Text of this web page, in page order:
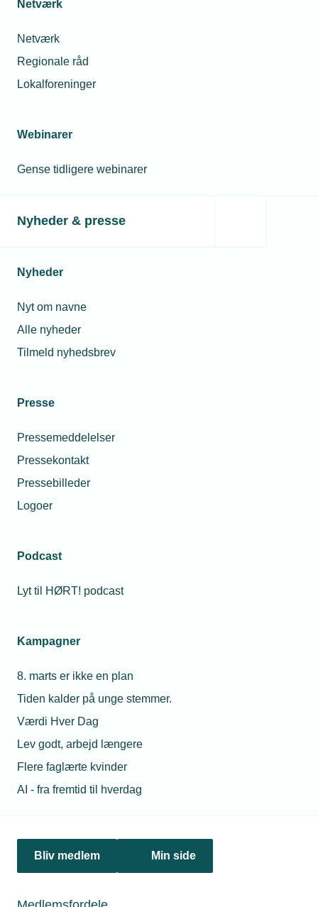
Netværk
Netværk
Regionale råd
Lokalforeninger
Webinarer
Gense tidligere webinarer
Nyheder & presse
Nyheder
Nyt om navne
Alle nyheder
Tilmeld nyhedsbrev
Presse
Pressemeddelelser
Pressekontakt
Pressebilleder
Logoer
Podcast
Lyt til HØRT! podcast
Kampagner
8. marts er ikke en plan
Tiden kalder på unge stemmer.
Værdi Hver Dag
Lev godt, arbejd længere
Flere faglærte kvinder
AI - fra fremtid til hverdag
Bliv medlem Min side
Politik & analyse
jura@tekniq.dk
tekniq@tekniq.dk